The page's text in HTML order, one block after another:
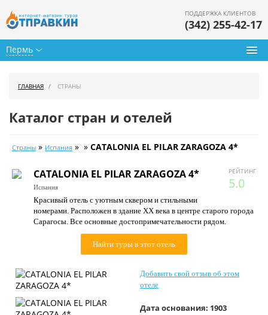
Пермь
ПОДДЕРЖКА КЛИЕНТОВ
(342) 255-42-17
Календарь туров
Цены дня
Страны
Как купить
Контакты
ГЛАВНАЯ СТРАНЫ
Каталог стран и отелей
Страны » Испания » » CATALONIA EL PILAR ZARAGOZA 4*
РЕЙТИНГ
5.0
CATALONIA EL PILAR ZARAGOZA 4*
Испания
Красивый отель с уютным сквером и стильными
номерами. Расположен в здание ХХ века в центре старого города
Сарагосы. Все основные достопримечательности рядом.
Найти туры в этот отель
Добавить свой отзыв об этом
отеле
Дата основания: 1903